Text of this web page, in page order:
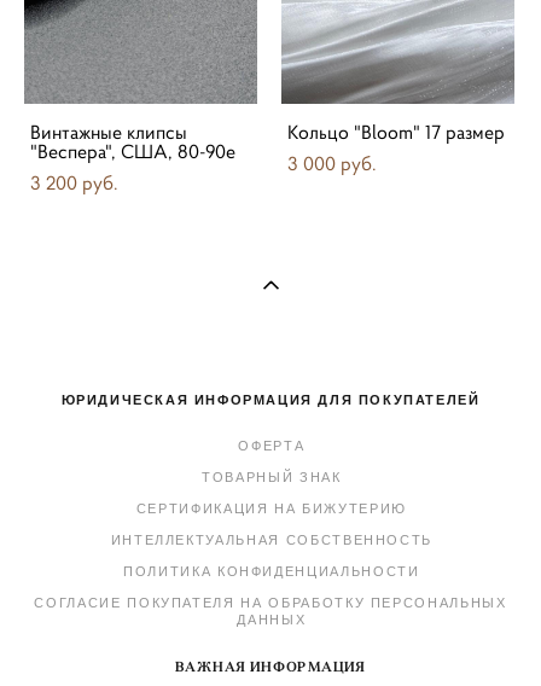
Винтажные клипсы
"Веспера", США, 80-90е
3 200 pуб.
Кольцо "Bloom" 17 размер
3 000 pуб.
ЮРИДИЧЕСКАЯ ИНФОРМАЦИЯ ДЛЯ ПОКУПАТЕЛЕЙ
ОФЕРТА
ТОВАРНЫЙ ЗНАК
СЕРТИФИКАЦИЯ НА БИЖУТЕРИЮ
ИНТЕЛЛЕКТУАЛЬНАЯ СОБСТВЕННОСТЬ
ПОЛИТИКА КОНФИДЕНЦИАЛЬНОСТИ
СОГЛАСИЕ ПОКУПАТЕЛЯ НА ОБРАБОТКУ ПЕРСОНАЛЬНЫХ
ДАННЫХ
ВАЖНАЯ ИНФОРМАЦИЯ